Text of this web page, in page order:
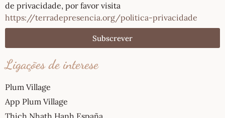
de privacidade, por favor visita
https://terradepresencia.org/politica-privacidade
Subscrever
Ligações de interese
Plum Village
App Plum Village